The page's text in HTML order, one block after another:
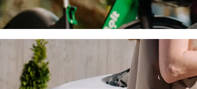
el. dviračiu
Beach Hotel keliaukite su „Bolt“
už geresnę kainą? Rinkitės „Bolt“ pavėžėjimo